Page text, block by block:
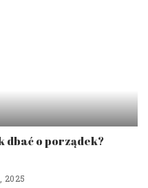
dbać o porządek?
2025